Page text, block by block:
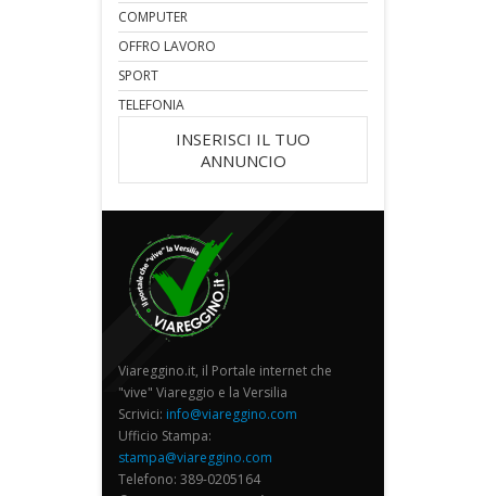
COMPUTER
OFFRO LAVORO
SPORT
TELEFONIA
INSERISCI IL TUO
ANNUNCIO
Viareggino.it, il Portale internet che
"vive" Viareggio e la Versilia
Scrivici: info@viareggino.com
Ufficio Stampa:
stampa@viareggino.com
Telefono: 389-0205164